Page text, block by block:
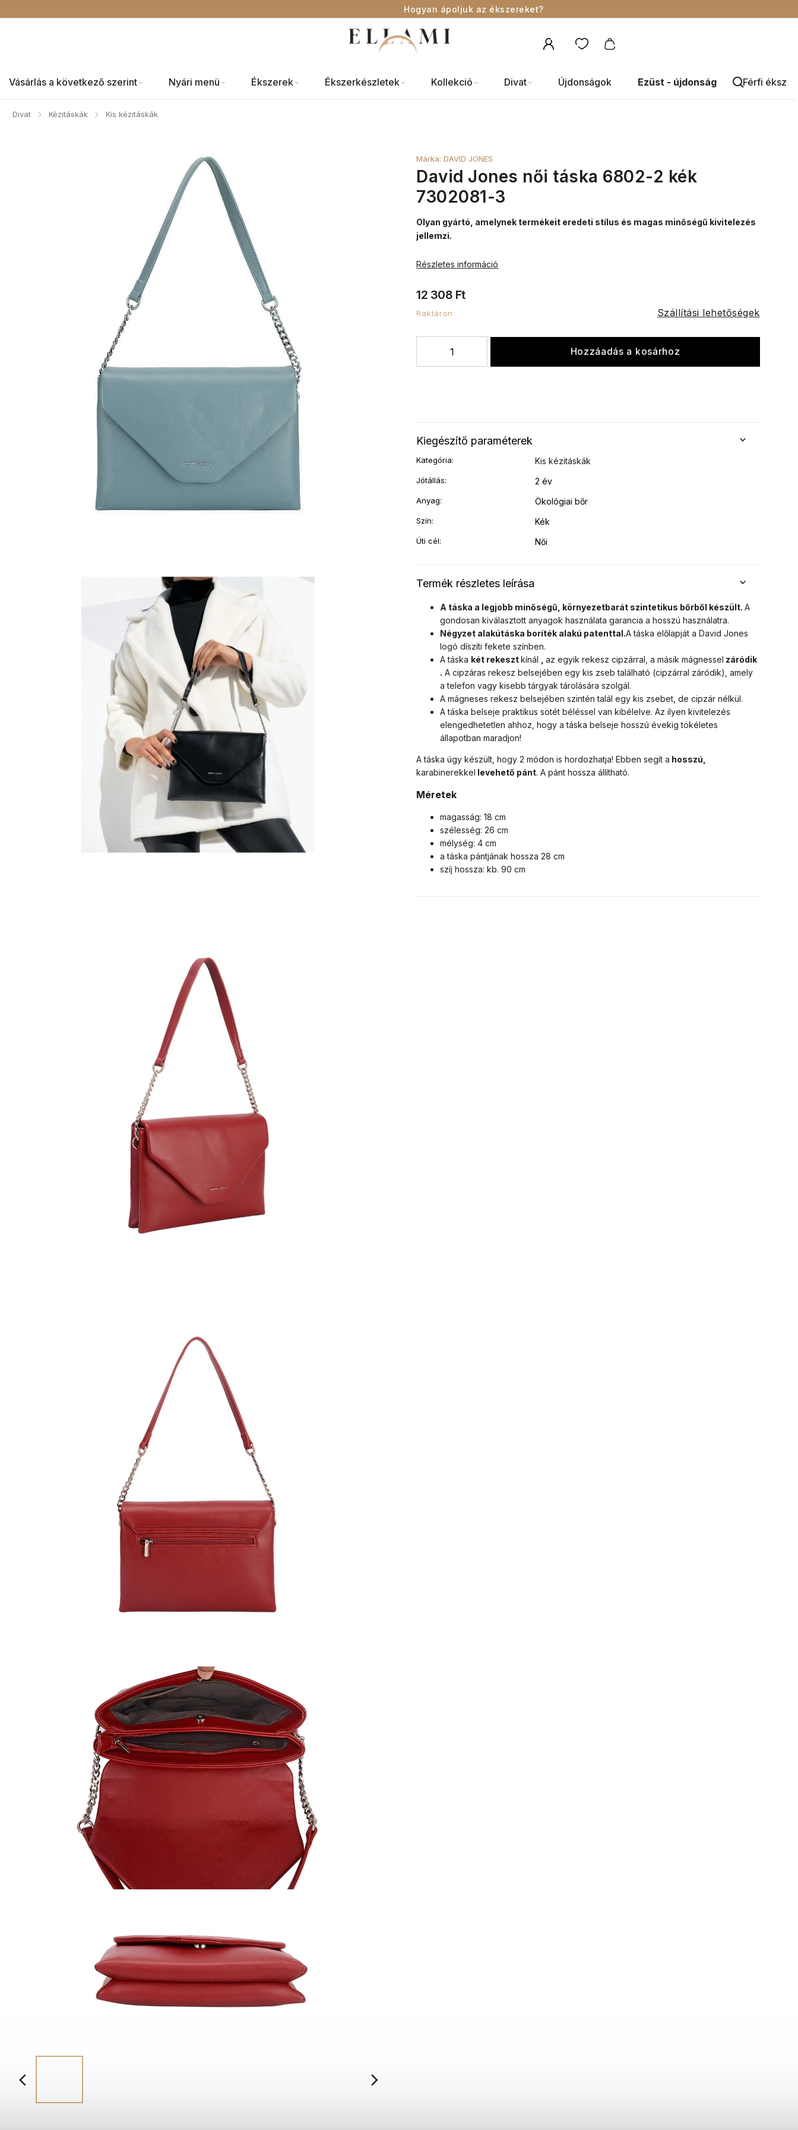
Hogyan ápoljuk az ékszereket?
Vásárlás a következő szerint Nyári menü Ékszerek Ékszerkészletek Kollekció Divat Újdonságok Ezüst - újdonság Férfi
Divat / Kézitáskák / Kis kézitáskák
David Jones női táska 6802-2 kék
7302081-3
Márka:DAVID JONES
12 308 Ft
Raktáron Szállítási lehetőségek
Hozzáadás a kosárhoz
Olyan gyártó, amelynek termékeit eredeti stílus és magas minőségű kivitelezés
jellemzi.
Részletes információ
Termék részletes leírása
A táska a legjobb minőségű, környezetbarát szintetikus bőrből készült.A
gondosan kiválasztott anyagok használata garancia a hosszú használatra.
Négyzet alakútáska boríték alakú patenttal.A táska előlapját a David Jones
logó díszíti fekete színben.
A táska két rekesztkínál ,az egyik rekesz cipzárral, a másik mágnessel záródik
. A cipzáras rekesz belsejében egy kis zseb található (cipzárral záródik), amely
a telefon vagy kisebb tárgyak tárolására szolgál.
A mágneses rekesz belsejében szintén talál egy kis zsebet, de cipzár nélkül.
A táska belseje praktikus sötét béléssel van kibélelve. Az ilyen kivitelezés
elengedhetetlen ahhoz, hogy a táska belseje hosszú évekig tökéletes
állapotban maradjon!
A táska úgy készült, hogy 2 módon is hordozhatja! Ebben segít a hosszú,
karabinerekkel levehető pánt. A pánt hossza állítható.
Méretek
magasság: 18 cm
szélesség: 26 cm
mélység: 4 cm
a táska pántjának hossza 28 cm
szíj hossza: kb. 90 cm
Kiegészítő paraméterek
Kategória: Kis kézitáskák
Jótállás: 2 év
Anyag: Ökológiai bőr
Szín: Kék
Úti cél: Női